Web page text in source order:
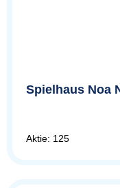
Spielhaus Noa
Aktie: 125